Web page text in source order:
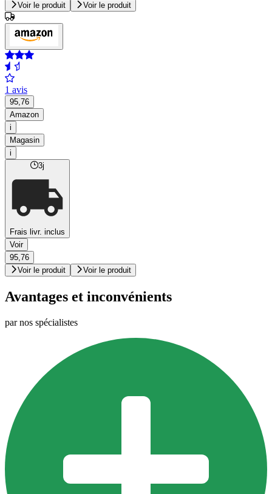
Voir le produit
Voir le produit
1 avis
95,76
Amazon
i
Magasin
i
3j
Frais livr. inclus
Voir
95,76
Voir le produit
Voir le produit
Avantages et inconvénients
par nos spécialistes